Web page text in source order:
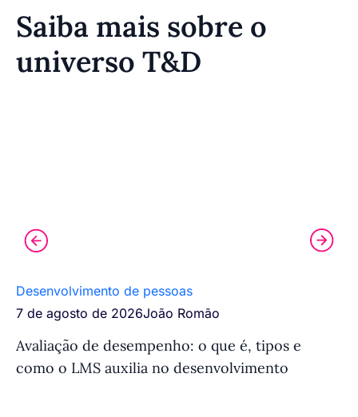
Saiba mais sobre o
universo T&D
Desenvolvimento de pessoas
7 de agosto de 2026João Romão
Avaliação de desempenho: o que é, tipos e
como o LMS auxilia no desenvolvimento